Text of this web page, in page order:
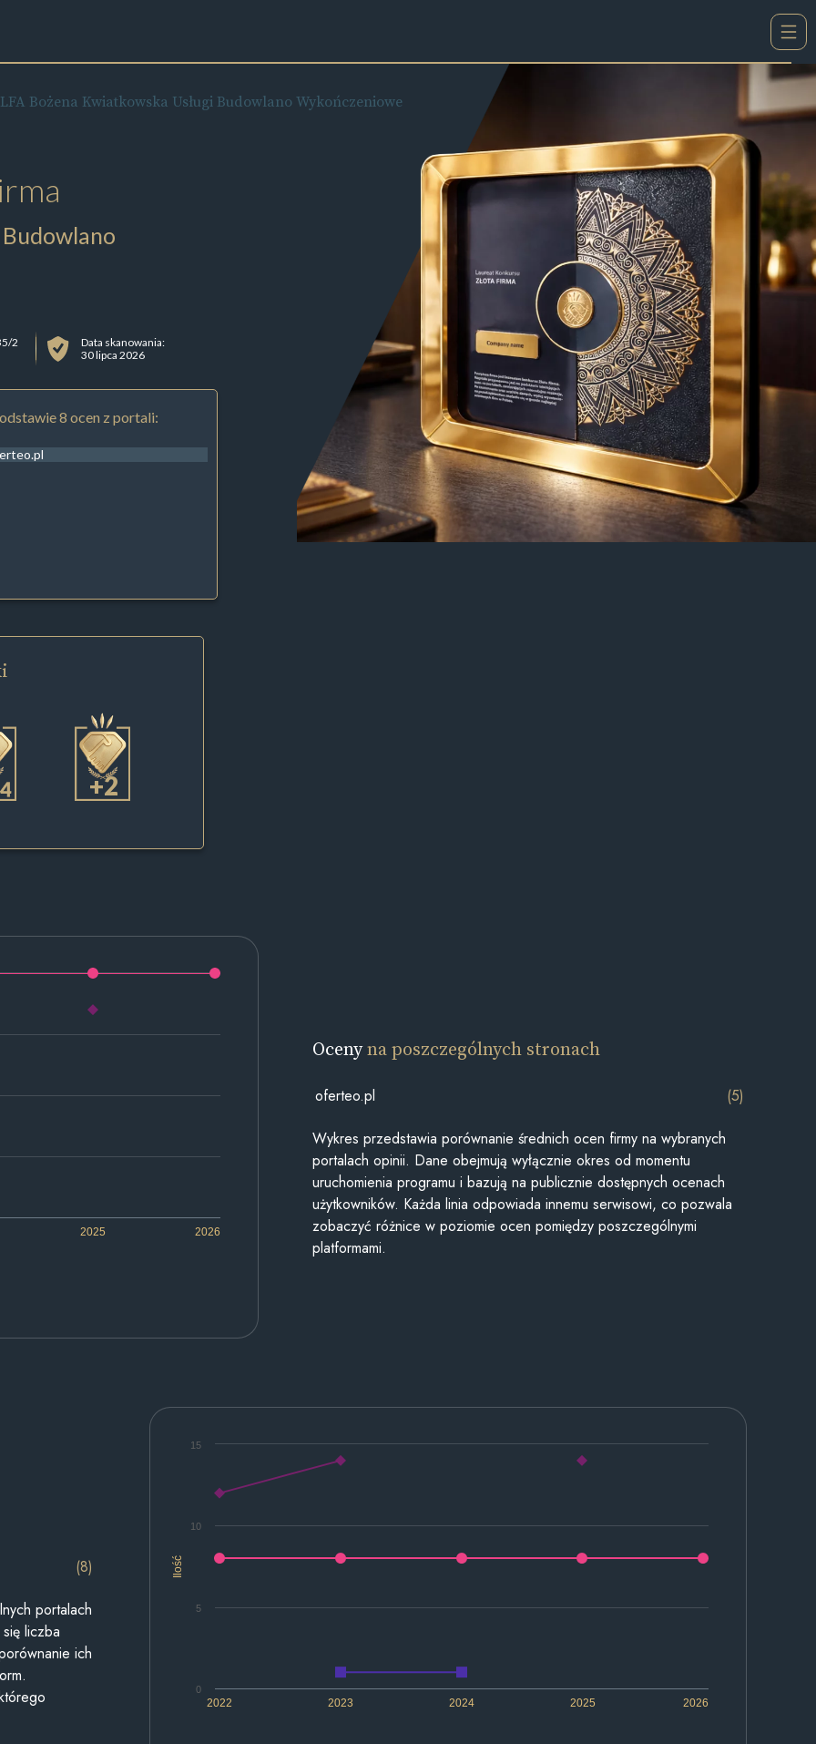
Bożena Kwiatkowska Usługi Budowlano Wykończeniowe
2
Data skanowania:
30 lipca 2026
8 ocen z portali:
+2
2025 2026
Ocenyna poszczególnych stronach
oferteo.pl (5)
Wykres przedstawia porównanie średnich ocen firmy na wybranych
portalach opinii. Dane obejmują wyłącznie okres od momentu
uruchomienia programu i bazują na publicznie dostępnych ocenach
użytkowników. Każda linia odpowiada innemu serwisowi, co pozwala
zobaczyć różnice w poziomie ocen pomiędzy poszczególnymi
platformami.
Ilość
2022 2023 2024 2025 2026
0
10
5
15
(8)
portalach
liczba
ich